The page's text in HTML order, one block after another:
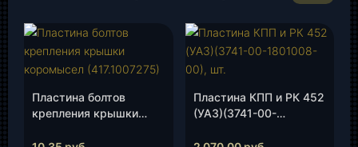
Пластина болтов
крепления крышки
Пластина КПП и РК 452
(УАЗ)(3741-00-